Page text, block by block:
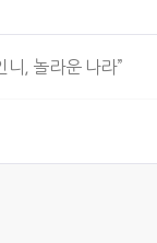
, 놀라운 나라”